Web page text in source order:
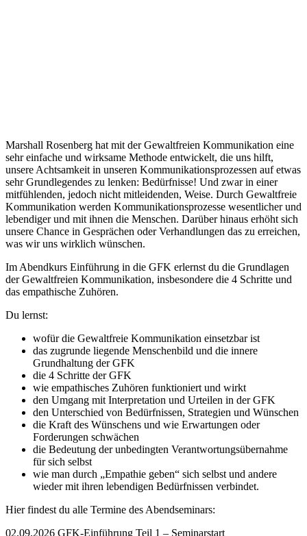
Marshall Rosenberg hat mit der Gewaltfreien Kommunikation eine
sehr einfache und wirksame Methode entwickelt, die uns hilft,
unsere Achtsamkeit in unseren Kommunikationsprozessen auf etwas
sehr Grundlegendes zu lenken: Bedürfnisse! Und zwar in einer
mitfühlenden, jedoch nicht mitleidenden, Weise. Durch Gewaltfreie
Kommunikation werden Kommunikationsprozesse wesentlicher und
lebendiger und mit ihnen die Menschen. Darüber hinaus erhöht sich
unsere Chance in Gesprächen oder Verhandlungen das zu erreichen,
was wir uns wirklich wünschen.
Im Abendkurs Einführung in die GFK erlernst du die Grundlagen
der Gewaltfreien Kommunikation, insbesondere die 4 Schritte und
das empathische Zuhören.
Du lernst:
wofür die Gewaltfreie Kommunikation einsetzbar ist
das zugrunde liegende Menschenbild und die innere
Grundhaltung der GFK
die 4 Schritte der GFK
wie empathisches Zuhören funktioniert und wirkt
den Umgang mit Interpretation und Urteilen in der GFK
den Unterschied von Bedürfnissen, Strategien und Wünschen
die Kraft des Wünschens und wie Erwartungen oder
Forderungen schwächen
die Bedeutung der unbedingten Verantwortungsübernahme
für sich selbst
wie man durch „Empathie geben“ sich selbst und andere
wieder mit ihren lebendigen Bedürfnissen verbindet.
Hier findest du alle Termine des Abendseminars:
02.09.2026 GFK-Einführung Teil 1 – Seminarstart